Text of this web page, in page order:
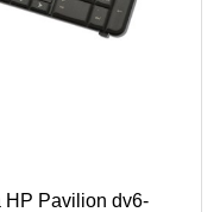
HP Pavilion dv6-